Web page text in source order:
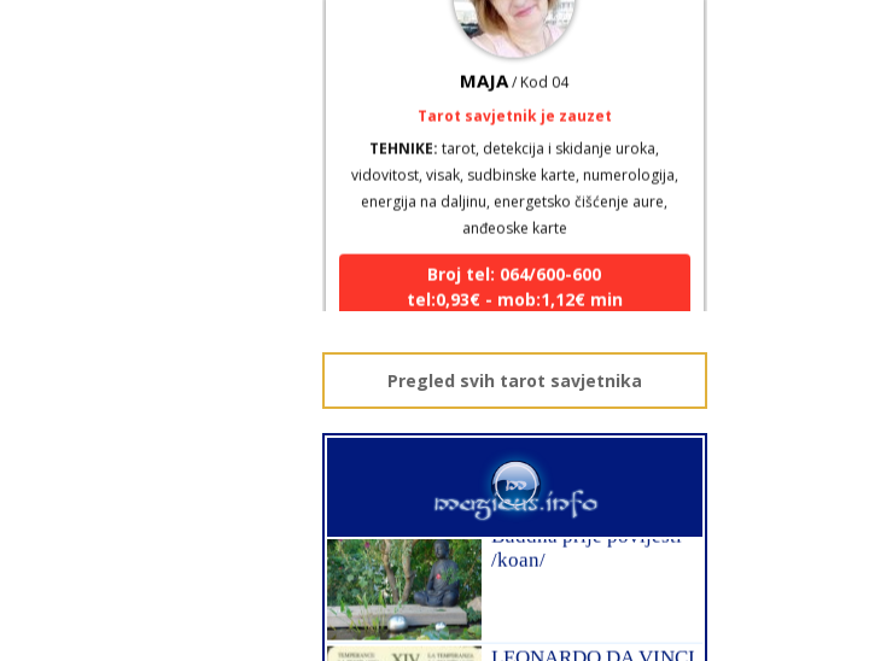
MAJA/ Kod 04
Tarot savjetnik je zauzet
TEHNIKE:tarot, detekcija i skidanje uroka,
vidovitost, visak, sudbinske karte, numerologija,
energija na daljinu, energetsko čišćenje aure,
anđeoske karte
tel:0,93€ - mob:1,12€ min
DOMINIK/ Kod 127
Tarot savjetnik je zauzet
TEHNIKE:astrologija – natalna i horarna,
numerologija, anđeoske poruke, anđeosko
energetsko čišćenje savjetovanje iz oblasti zakona
privlačenja
Pregled svih tarot savjetnika